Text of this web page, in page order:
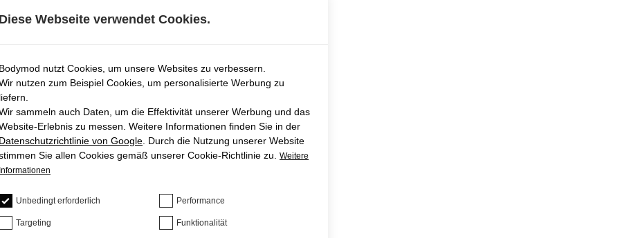
Webseite verwendet Cookies.
nutzt Cookies, um unsere Websites zu verbessern.
nutzen zum Beispiel Cookies, um personalisierte Werbung zu
sammeln auch Daten, um die Effektivität unserer Werbung und das
Erlebnis zu messen. Weitere Informationen finden Sie in der
von Google . Durch die Nutzung unserer Website
Sie allen Cookies gemäß unserer Cookie-Richtlinie zu. Weitere
Unbedingt erforderlich Performance
Targeting Funktionalität